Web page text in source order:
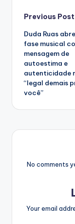
Post
Previous Post
Duda Ruas
fase musical
mensagem de
autoestima e
autenticidade
“legal demais
você”
No comments
Your email